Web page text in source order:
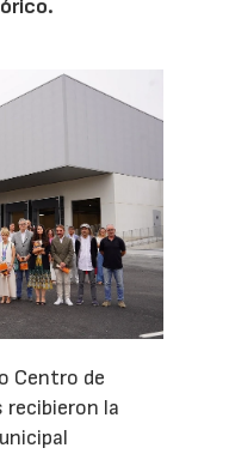
Centro de
recibieron la